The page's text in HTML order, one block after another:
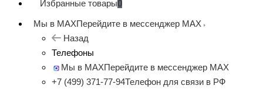
Избранные товары0
Мы в MAXПерейдите в мессенджер MAX
Назад
Телефоны
Мы в MAXПерейдите в мессенджер MAX
+7 (499) 371-77-94Телефон для связи в РФ